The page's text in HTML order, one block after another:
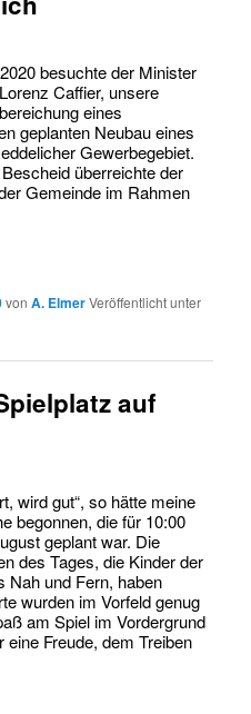
besuchte der Minister
Caffier, unsere
eines
geplanten Neubau eines
Gewerbegebiet.
überreichte der
Gemeinde im Rahmen
vonA. ElmerVeröffentlicht unter
auf
wird gut“, so hätte meine
begonnen, die für 10:00
geplant war. Die
des Tages, die Kinder der
Nah und Fern, haben
wurden im Vorfeld genug
am Spiel im Vordergrund
Freude, dem Treiben